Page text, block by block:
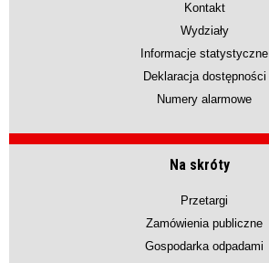
Kontakt
Wydziały
Informacje statystyczne
Deklaracja dostępności
Numery alarmowe
Na skróty
Przetargi
Zamówienia publiczne
Gospodarka odpadami